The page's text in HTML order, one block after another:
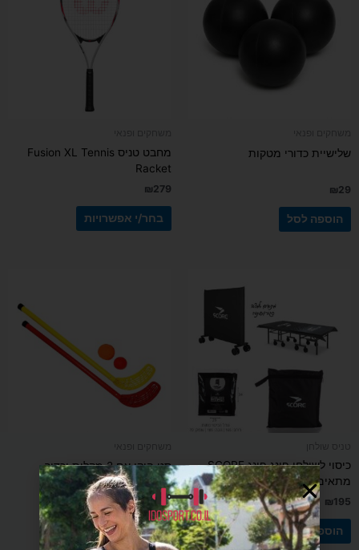
שלישיית כדורי מטקות
₪29
הוספה לסל
מחבט טניס Fusion XL Tennis
Racket
₪279
בחר/י אפשרויות
כיסוי לשולחן פינג פונג SCORE –
מתאים למצב פתוח וסגור
₪195
הוספה לסל
סט הוקי עם 2 מקלות וכדור
₪ 79
הוספה לסל